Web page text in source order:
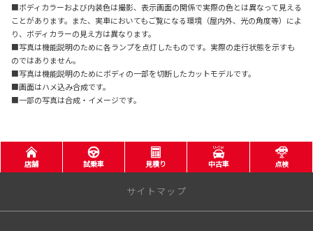
■ボディカラーおよび内装色は撮影、表示画面の関係で実際の色とは異なって見える
ことがあります。また、実車においてもご覧になる環境（屋内外、光の角度等）によ
り、ボディカラーの見え方は異なります。
■写真は機能説明のために各ランプを点灯したものです。実際の走行状態を示すも
のではありません。
■写真は機能説明のためにボディの一部を切断したカットモデルです。
■画面はハメ込み合成です。
■一部の写真は合成・イメージです。
店舗 試乗車 見積り 中古車 点検
サイトマップ